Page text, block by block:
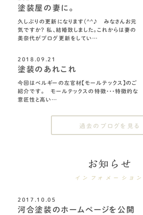
塗装屋の妻に。
久しぶりの更新になります(^^♪ みなさんお元
気ですか？ 私、結婚致しました。これからは妻の
美奈代がブログ更新をしてい…
2018.09.21
塗装のあれこれ
今回はベルギーの左官材【モールテックス】のご
紹介です。 モールテックスの特徴・・・特徴的な
意匠性と高い…
過去のブログを見る
お知らせ
インフォメーション
2017.10.05
河合塗装のホームページを公開